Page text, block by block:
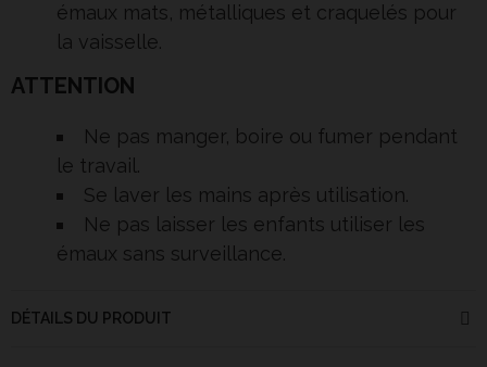
émaux mats, métalliques et craquelés pour
la vaisselle.
ATTENTION
Ne pas manger, boire ou fumer pendant
le travail.
Se laver les mains après utilisation.
Ne pas laisser les enfants utiliser les
émaux sans surveillance.
DÉTAILS DU PRODUIT